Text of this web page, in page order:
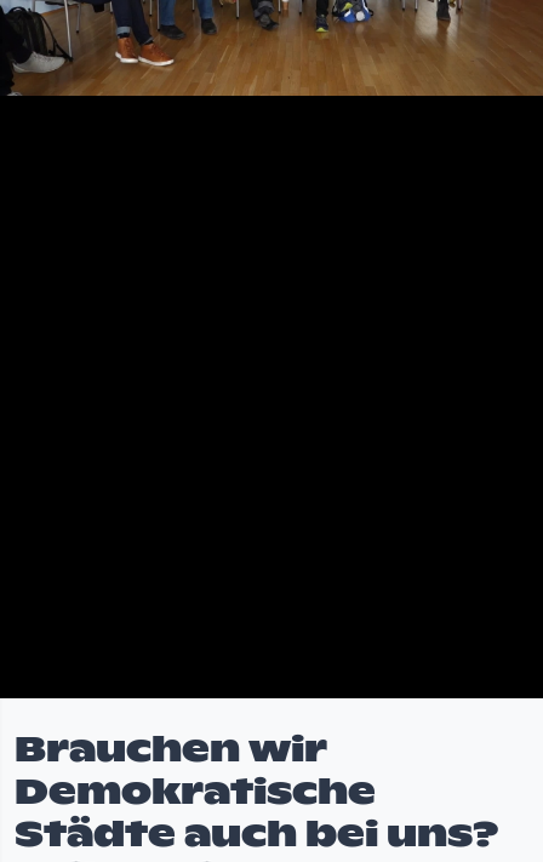
Video
Brauchen wir
Demokratische
Städte auch bei uns?